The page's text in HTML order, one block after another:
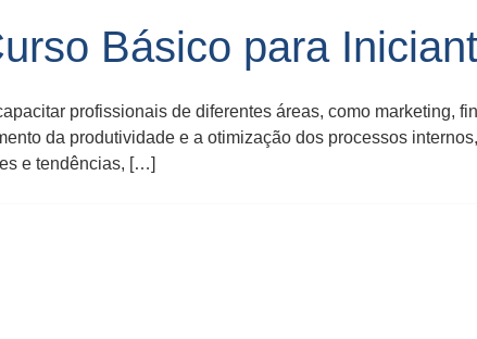
Básico para
profissionais de diferentes áreas, como marketing,
da produtividade e a otimização dos processos
e tendências, […]